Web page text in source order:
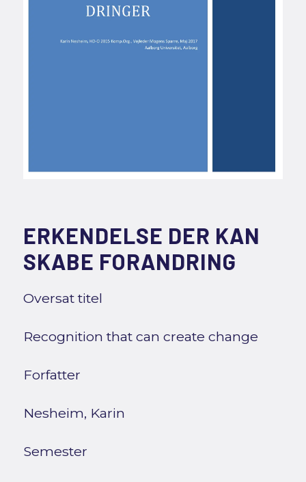
ERKENDELSE DER KAN
SKABE FORANDRING
Oversat titel
Recognition that can create change
Forfatter
Nesheim, Karin
Semester